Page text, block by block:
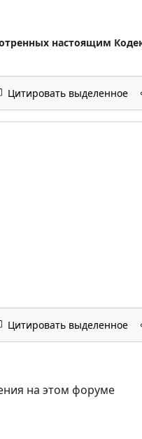
настоящим
Цитировать выделенное
Цитировать выделенное
на этом форуме